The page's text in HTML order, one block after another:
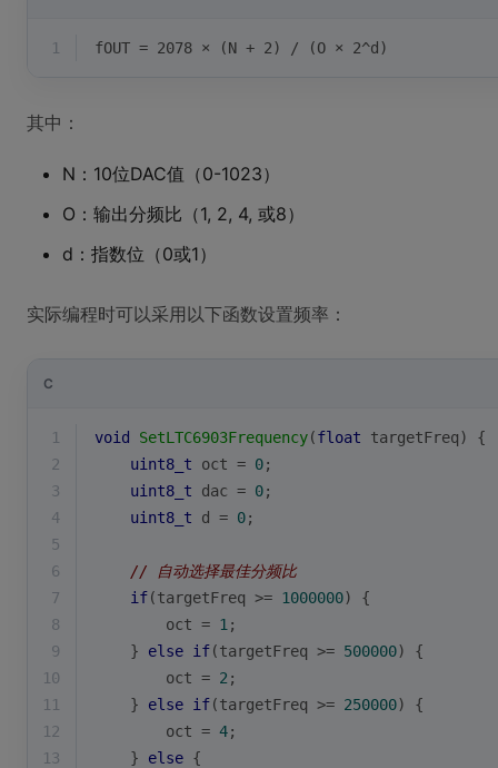
1 fOUT = 2078 × (N + 2) / (O × 2^d)
其中：
N：10位DAC值（0-1023）
O：输出分频比（1, 2, 4, 或8）
d：指数位（0或1）
实际编程时可以采用以下函数设置频率：
C
1 void SetLTC6903Frequency(float targetFreq)
{
2
uint8_t oct = 0;
3
uint8_t dac = 0;
4
uint8_t d = 0;
5
6
// 自动选择最佳分频比
7
if(targetFreq >= 1000000) {
8
        oct =
1 ;
9
    }
else if(targetFreq >= 500000) {
10
        oct =
2 ;
11
    }
else if(targetFreq >= 250000) {
12
        oct =
4;
13
    }
else {